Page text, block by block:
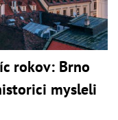
rokov: Brno
mysleli